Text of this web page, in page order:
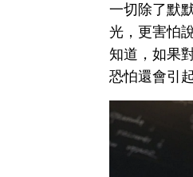
一切除了默
光，更害怕
知道，如果
恐怕還會引